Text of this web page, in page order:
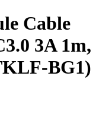
Cable
3A 1m,
BG1)